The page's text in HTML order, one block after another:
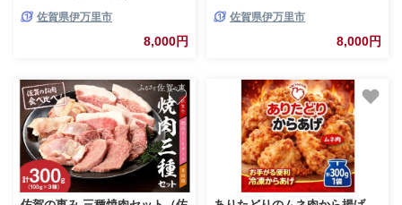
600g（300g×各1P） 188-L098
佐賀県伊万里市
8,000円
佐賀県伊万里市
8,000円